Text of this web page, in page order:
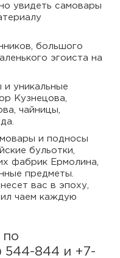
увидеть самовары
большого
эгоиста на
и уникальные
Кузнецова,
чайницы,
и подносы
бульотки,
фабрик Ермолина,
предметы.
вас в эпоху,
чаем каждую
по
544-844 и +7-